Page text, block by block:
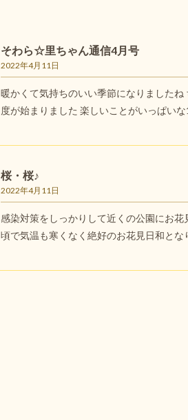
そわら☆里ちゃん通信4月号
2022年4月11日
暖かくて気持ちのいい季節になりましたね
度が始まりました 楽しいことがいっぱい
桜・桜♪
2022年4月11日
感染対策をしっかりして近くの公園にお花
頃で気温も寒くなく絶好のお花見日和とな